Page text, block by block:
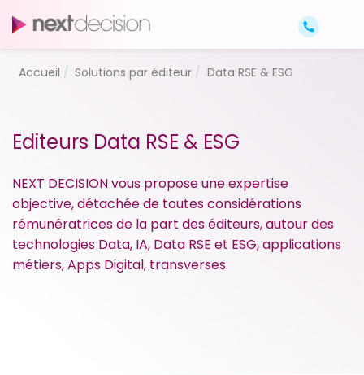
Accueil Solutions par éditeur Data RSE & ESG
Editeurs Data RSE & ESG
NEXT DECISION vous propose une expertise
objective, détachée de toutes considérations
rémunératrices de la part des éditeurs, autour des
technologies Data, IA, Data RSE et ESG, applications
métiers, Apps Digital, transverses.